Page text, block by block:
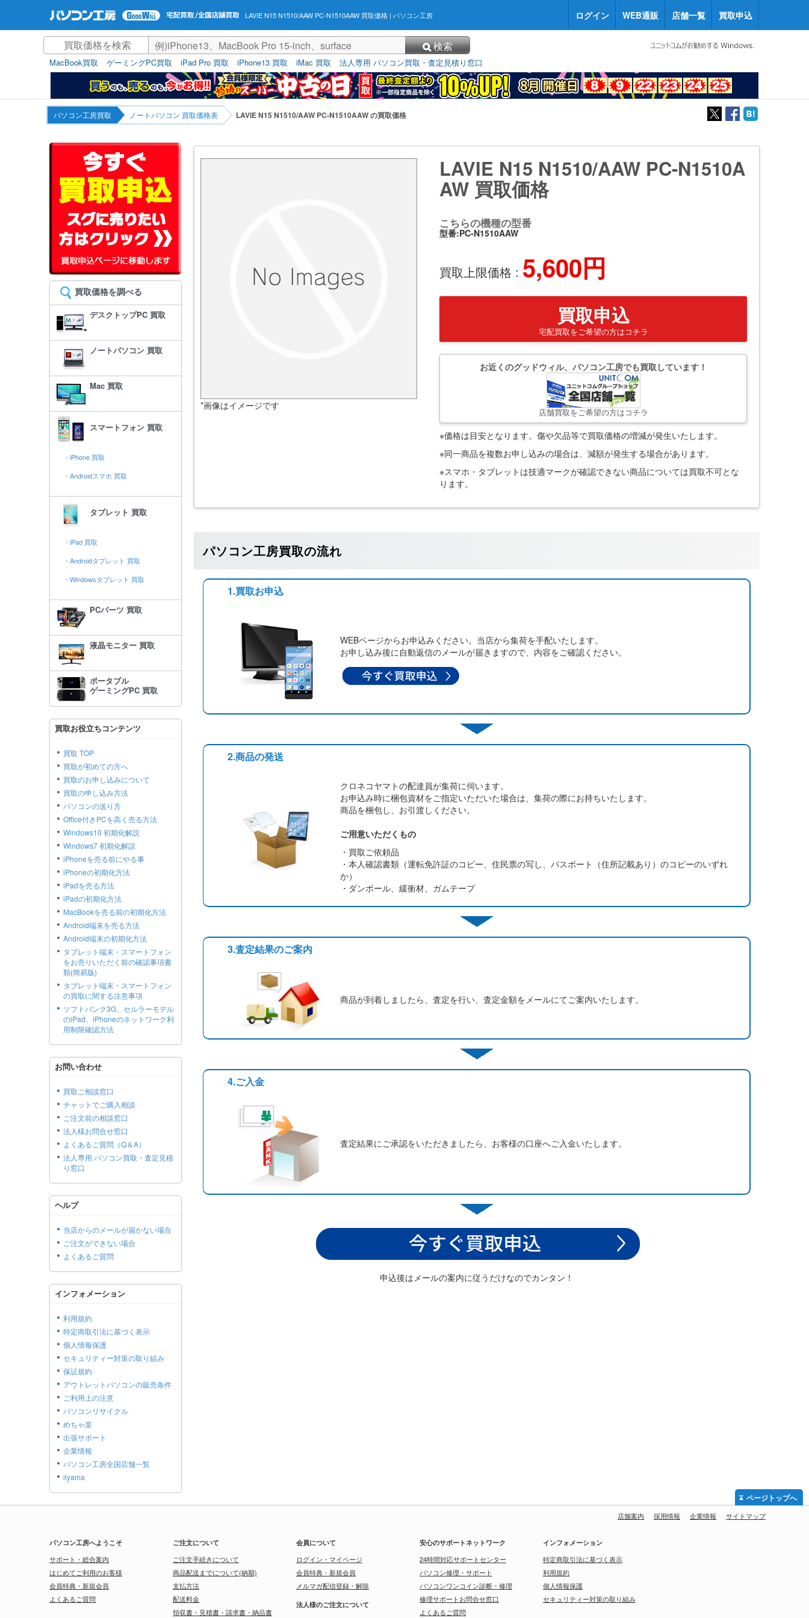
LAVIE N15 N1510/AAW PC-N1510AAW 買取価格 | パソコン工房 ログイン WEB通販 店舗一覧 買取申込
検索
MacBook買取 ゲーミングPC買取 iPad Pro 買取 iPhone13 買取 iMac 買取 法人専用 パソコン買取・査定見積り窓口
パソコン工房買取 ノートパソコン 買取価格表 LAVIE N15 N1510/AAW PC-N1510AAW の買取価格
*画像はイメージです
LAVIE N15 N1510/AAW PC-N1510A
AW 買取価格
こちらの機種の型番
型番:PC-N1510AAW
買取上限価格 : 5,600円
買取申込
宅配買取をご希望の方はコチラ
お近くのグッドウィル、パソコン工房でも買取しています！
店舗買取をご希望の方はコチラ
※価格は目安となります。傷や欠品等で買取価格の増減が発生いたします。
※同一商品を複数お申し込みの場合は、減額が発生する場合があります。
※スマホ・タブレットは技適マークが確認できない商品については買取不可とな
ります。
パソコン工房買取の流れ
1.買取お申込
WEBページからお申込みください。当店から集荷を手配いたします。
お申し込み後に自動返信のメールが届きますので、内容をご確認ください。
2.商品の発送
クロネコヤマトの配達員が集荷に伺います。
お申込み時に梱包資材をご指定いただいた場合は、集荷の際にお持ちいたします。
商品を梱包し、お引渡しください。
ご用意いただくもの
・買取ご依頼品
・本人確認書類（運転免許証のコピー、住民票の写し、パスポート（住所記載あり）のコピーのいずれ
か）
・ダンボール、緩衝材、ガムテープ
3.査定結果のご案内
商品が到着しましたら、査定を行い、査定金額をメールにてご案内いたします。
4.ご入金
査定結果にご承認をいただきましたら、お客様の口座へご入金いたします。
申込後はメールの案内に従うだけなのでカンタン！
買取価格を調べる
デスクトップPC 買取
ノートパソコン 買取
Mac 買取
スマートフォン 買取
・iPhone 買取
・Androidスマホ 買取
タブレット 買取
・iPad 買取
・Androidタブレット 買取
・Windowsタブレット 買取
PCパーツ 買取
液晶モニター 買取
ポータブル
ゲーミングPC 買取
買取お役立ちコンテンツ
買取 TOP
買取が初めての方へ
買取のお申し込みについて
買取の申し込み方法
パソコンの送り方
Office付きPCを高く売る方法
Windows10 初期化解説
Windows7 初期化解説
iPhoneを売る前にやる事
iPhoneの初期化方法
iPadを売る方法
iPadの初期化方法
MacBookを売る前の初期化方法
Android端末を売る方法
Android端末の初期化方法
タブレット端末・スマートフォン
をお売りいただく前の確認事項書
類(簡易版)
タブレット端末・スマートフォン
の買取に関する注意事項
ソフトバンク3G、セルラーモデル
のiPad、iPhoneのネットワーク利
用制限確認方法
お問い合わせ
買取ご相談窓口
チャットでご購入相談
ご注文前の相談窓口
法人様お問合せ窓口
よくあるご質問（Q＆A）
法人専用 パソコン買取・査定見積
り窓口
ヘルプ
当店からのメールが届かない場合
ご注文ができない場合
よくあるご質問
インフォメーション
利用規約
特定商取引法に基づく表示
個人情報保護
セキュリティー対策の取り組み
保証規約
アウトレットパソコンの販売条件
ご利用上の注意
パソコンリサイクル
めちゃ楽
出張サポート
企業情報
パソコン工房全国店舗一覧
iiyama
店舗案内 採用情報 企業情報 サイトマップ
パソコン工房へようこそ
サポート・総合案内
はじめてご利用のお客様
会員特典・新規会員
よくあるご質問
ご注文について
ご注文手続きについて
商品配送までについて(納期)
支払方法
配送料金
領収書・見積書・請求書・納品書
会員について
ログイン・マイページ
会員特典・新規会員
メルマガ配信登録・解除
法人様のご注文について
安心のサポートネットワーク
24時間対応サポートセンター
パソコン修理・サポート
パソコンワンコイン診断・修理
修理サポートお問合せ窓口
よくあるご質問
インフォメーション
特定商取引法に基づく表示
利用規約
個人情報保護
セキュリティー対策の取り組み
ページトップへ